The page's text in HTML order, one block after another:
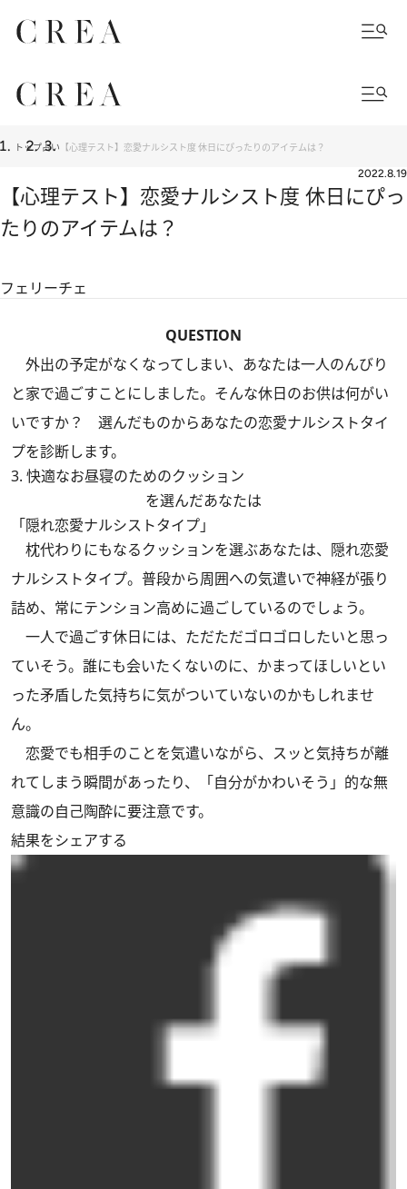
トップ占い 【心理テスト】恋愛ナルシスト度 休日にぴったりのアイテムは？
2022.8.19
【心理テスト】恋愛ナルシスト度 休日にぴっ
たりのアイテムは？
フェリーチェ
QUESTION
外出の予定がなくなってしまい、あなたは一人のんびり
と家で過ごすことにしました。そんな休日のお供は何がい
いですか？ 選んだものからあなたの恋愛ナルシストタイ
プを診断します。
3. 快適なお昼寝のためのクッション
を選んだあなたは
「隠れ恋愛ナルシストタイプ」
枕代わりにもなるクッションを選ぶあなたは、隠れ恋愛
ナルシストタイプ。普段から周囲への気遣いで神経が張り
詰め、常にテンション高めに過ごしているのでしょう。
一人で過ごす休日には、ただただゴロゴロしたいと思っ
ていそう。誰にも会いたくないのに、かまってほしいとい
った矛盾した気持ちに気がついていないのかもしれませ
ん。
恋愛でも相手のことを気遣いながら、スッと気持ちが離
れてしまう瞬間があったり、「自分がかわいそう」的な無
意識の自己陶酔に要注意です。
結果をシェアする